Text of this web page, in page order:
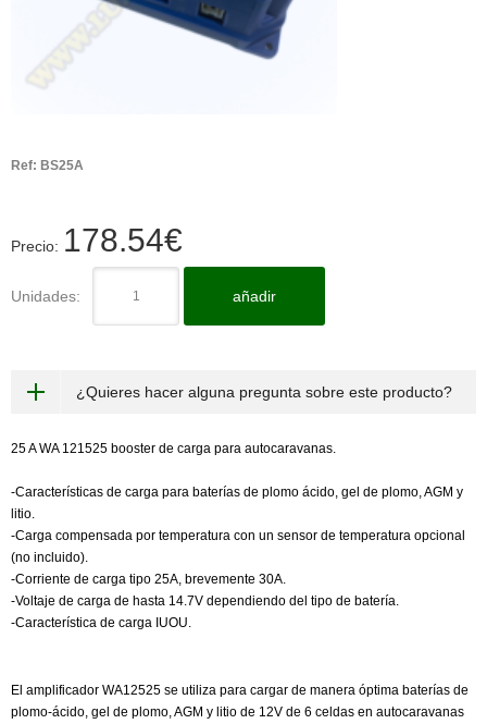
Ref: BS25A
Precio: 178.54€
Unidades: añadir
¿Quieres hacer alguna pregunta sobre este producto?
25 A WA 121525 booster de carga para autocaravanas.
-Características de carga para baterías de plomo ácido, gel de plomo, AGM y
litio.
-Carga compensada por temperatura con un sensor de temperatura opcional
(no incluido).
-Corriente de carga tipo 25A, brevemente 30A.
-Voltaje de carga de hasta 14.7V dependiendo del tipo de batería.
-Característica de carga IUOU.
El amplificador WA12525 se utiliza para cargar de manera óptima baterías de
plomo-ácido, gel de plomo, AGM y litio de 12V de 6 celdas en autocaravanas